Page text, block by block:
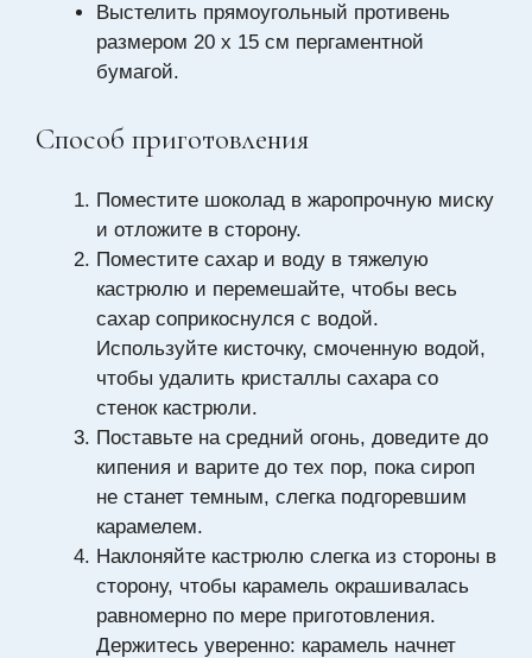
Выстелить прямоугольный противень
размером 20 x 15 см пергаментной
бумагой.
Способ приготовления
Поместите шоколад в жаропрочную миску
и отложите в сторону.
Поместите сахар и воду в тяжелую
кастрюлю и перемешайте, чтобы весь
сахар соприкоснулся с водой.
Используйте кисточку, смоченную водой,
чтобы удалить кристаллы сахара со
стенок кастрюли.
Поставьте на средний огонь, доведите до
кипения и варите до тех пор, пока сироп
не станет темным, слегка подгоревшим
карамелем.
Наклоняйте кастрюлю слегка из стороны в
сторону, чтобы карамель окрашивалась
равномерно по мере приготовления.
Держитесь уверенно: карамель начнет